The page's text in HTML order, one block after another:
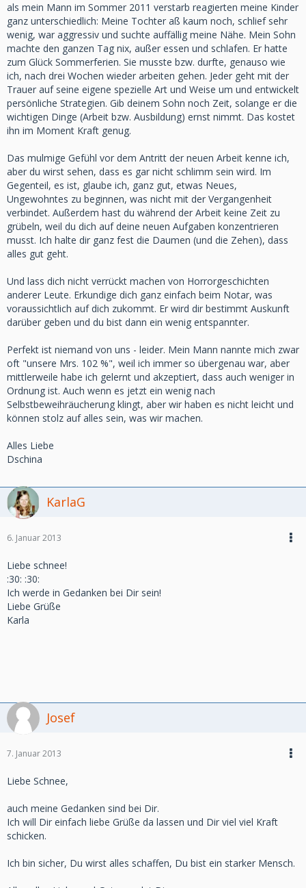
als mein Mann im Sommer 2011 verstarb reagierten meine Kinder
ganz unterschiedlich: Meine Tochter aß kaum noch, schlief sehr
wenig, war aggressiv und suchte auffällig meine Nähe. Mein Sohn
machte den ganzen Tag nix, außer essen und schlafen. Er hatte
zum Glück Sommerferien. Sie musste bzw. durfte, genauso wie
ich, nach drei Wochen wieder arbeiten gehen. Jeder geht mit der
Trauer auf seine eigene spezielle Art und Weise um und entwickelt
persönliche Strategien. Gib deinem Sohn noch Zeit, solange er die
wichtigen Dinge (Arbeit bzw. Ausbildung) ernst nimmt. Das kostet
ihn im Moment Kraft genug.
Das mulmige Gefühl vor dem Antritt der neuen Arbeit kenne ich,
aber du wirst sehen, dass es gar nicht schlimm sein wird. Im
Gegenteil, es ist, glaube ich, ganz gut, etwas Neues,
Ungewohntes zu beginnen, was nicht mit der Vergangenheit
verbindet. Außerdem hast du während der Arbeit keine Zeit zu
grübeln, weil du dich auf deine neuen Aufgaben konzentrieren
musst. Ich halte dir ganz fest die Daumen (und die Zehen), dass
alles gut geht.
Und lass dich nicht verrückt machen von Horrorgeschichten
anderer Leute. Erkundige dich ganz einfach beim Notar, was
voraussichtlich auf dich zukommt. Er wird dir bestimmt Auskunft
darüber geben und du bist dann ein wenig entspannter.
Perfekt ist niemand von uns - leider. Mein Mann nannte mich zwar
oft "unsere Mrs. 102 %", weil ich immer so übergenau war, aber
mittlerweile habe ich gelernt und akzeptiert, dass auch weniger in
Ordnung ist. Auch wenn es jetzt ein wenig nach
Selbstbeweihräucherung klingt, aber wir haben es nicht leicht und
können stolz auf alles sein, was wir machen.
Alles Liebe
Dschina
KarlaG
6. Januar 2013
Liebe schnee!
:30: :30:
Ich werde in Gedanken bei Dir sein!
Liebe Grüße
Karla
Josef
7. Januar 2013
Liebe Schnee,
auch meine Gedanken sind bei Dir.
Ich will Dir einfach liebe Grüße da lassen und Dir viel viel Kraft
schicken.
Ich bin sicher, Du wirst alles schaffen, Du bist ein starker Mensch.